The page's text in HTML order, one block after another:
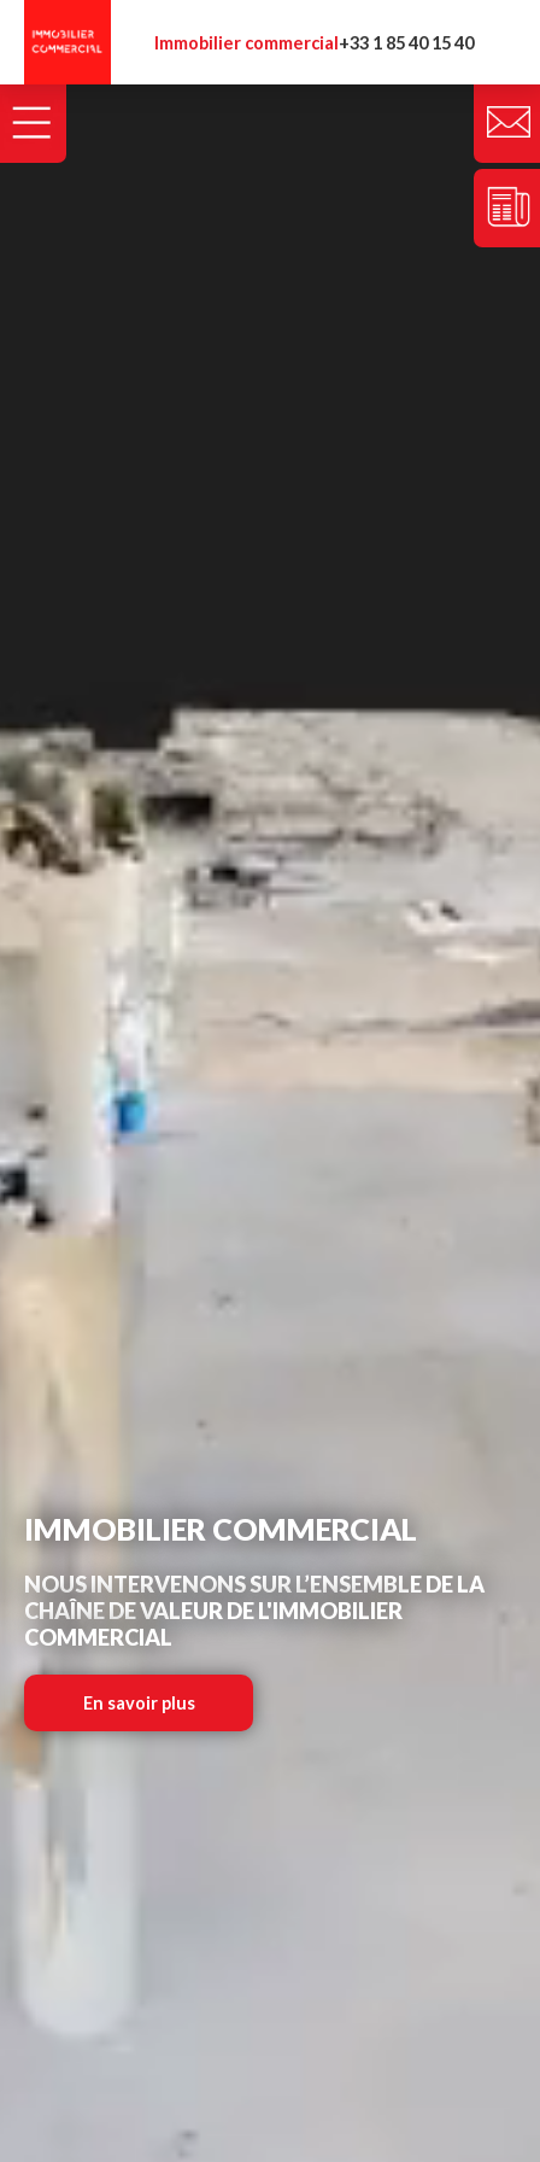
Immobilier commercial+33 1 85 40 15 40
IMMOBILIER COMMERCIAL
NOUS INTERVENONS SUR L’ENSEMBLE DE LA
CHAÎNE DE VALEUR DE L'IMMOBILIER
COMMERCIAL
En savoir plus